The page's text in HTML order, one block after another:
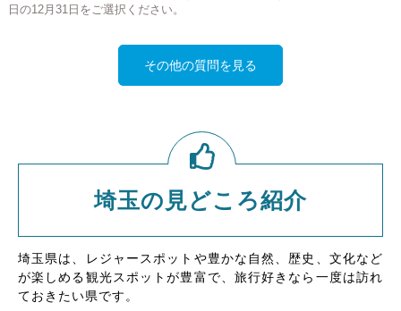
日の12月31日をご選択ください。
その他の質問を見る
埼玉の見どころ紹介
埼玉県は、レジャースポットや豊かな自然、歴史、文化など
が楽しめる観光スポットが豊富で、旅行好きなら一度は訪れ
ておきたい県です。